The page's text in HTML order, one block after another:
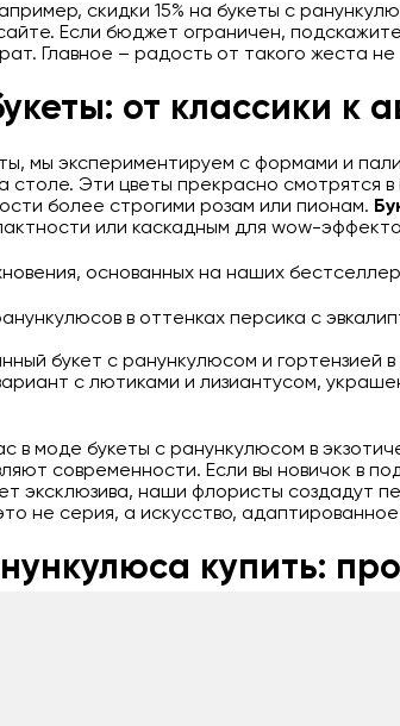
скидки 15% на букеты с
Если бюджет ограничен,
Главное – радость от такого жеста
от классики к
мы экспериментируем с формами и
столе. Эти цветы прекрасно смотрятся
более строгими розам или пионам.
или каскадным для wow-
основанных на наших
в оттенках персика с
букет с ранункулюсом и гортензией
с лютиками и лизиантусом,
в моде букеты с ранункулюсом в
современности. Если вы новичок в
эксклюзива, наши флористы создадут
не серия, а искусство,
купить: